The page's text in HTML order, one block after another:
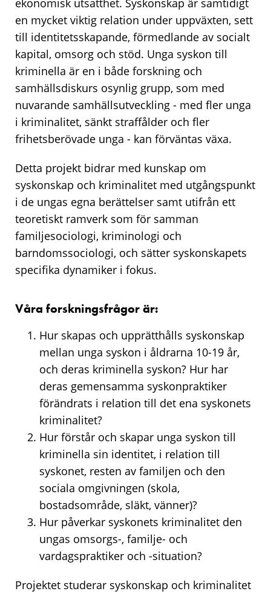
ekonomisk utsatthet. Syskonskap är samtidigt
en mycket viktig relation under uppväxten, sett
till identitetsskapande, förmedlande av socialt
kapital, omsorg och stöd. Unga syskon till
kriminella är en i både forskning och
samhällsdiskurs osynlig grupp, som med
nuvarande samhällsutveckling - med fler unga
i kriminalitet, sänkt straffålder och fler
frihetsberövade unga - kan förväntas växa.
Detta projekt bidrar med kunskap om
syskonskap och kriminalitet med utgångspunkt
i de ungas egna berättelser samt utifrån ett
teoretiskt ramverk som för samman
familjesociologi, kriminologi och
barndomssociologi, och sätter syskonskapets
specifika dynamiker i fokus.
Våra forskningsfrågor är:
Hur skapas och upprätthålls syskonskap
mellan unga syskon i åldrarna 10-19 år,
och deras kriminella syskon? Hur har
deras gemensamma syskonpraktiker
förändrats i relation till det ena syskonets
kriminalitet?
Hur förstår och skapar unga syskon till
kriminella sin identitet, i relation till
syskonet, resten av familjen och den
sociala omgivningen (skola,
bostadsområde, släkt, vänner)?
Hur påverkar syskonets kriminalitet den
ungas omsorgs-, familje- och
vardagspraktiker och -situation?
Projektet studerar syskonskap och kriminalitet